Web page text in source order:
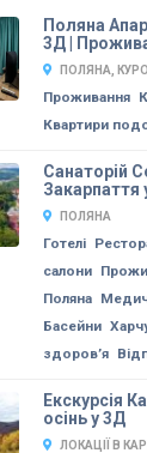
Поляна
3Д |
ПОЛЯНА,
Проживання
Квартири
Санаторій
Закарпаття
ПОЛЯНА
Готелі
салони
Поляна
Басейни
здоров’я
Екскурсія
осінь у 3Д
ЛОКАЦІЇ В